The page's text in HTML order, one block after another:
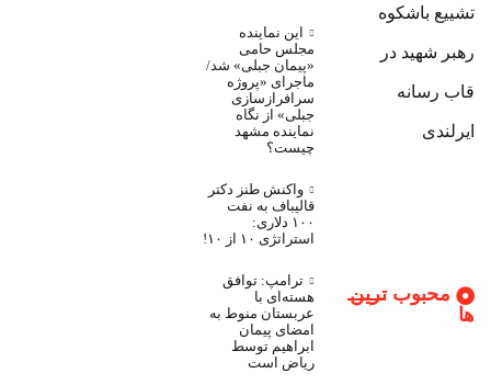
تشییع باشکوه
رهبر شهید در
قاب رسانه
ایرلندی
محبوب ترین
ها
این نماینده
مجلس حامی
«پیمان جبلی» شد/
ماجرای «پروژه
سرافرازسازی
جبلی» از نگاه
نماینده مشهد
چیست؟
واکنش طنز دکتر
قالیباف به نفت
۱۰۰ دلاری:
استراتژی ۱۰ از ۱۰!
ترامپ: توافق
هسته‌ای با
عربستان منوط به
امضای پیمان
ابراهیم توسط
ریاض است